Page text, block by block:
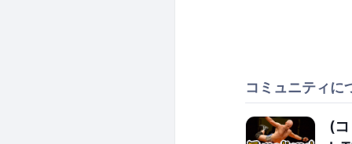
コミュニティに
(